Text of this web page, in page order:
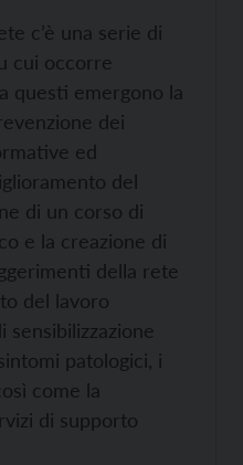
c’è una serie di
cui occorre
questi emergono la
dei
ed
del
di un corso di
e la creazione di
della rete
del lavoro
patologici, i
come la
di supporto